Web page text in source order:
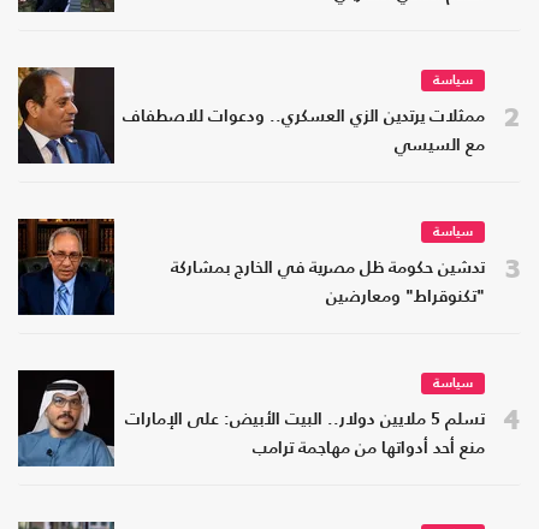
2
سياسة
ممثلات يرتدين الزي العسكري.. ودعوات للاصطفاف
مع السيسي
3
سياسة
تدشين حكومة ظل مصرية في الخارج بمشاركة
"تكنوقراط" ومعارضين
4
سياسة
تسلم 5 ملايين دولار.. البيت الأبيض: على الإمارات
منع أحد أدواتها من مهاجمة ترامب